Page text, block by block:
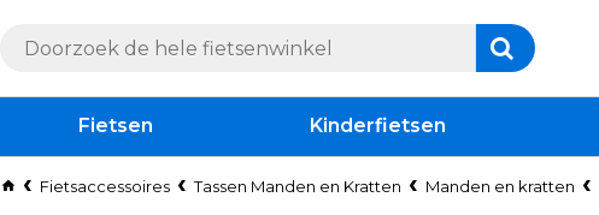
Fietsen Kinderfietsen
Fietsaccessoires Tassen Manden en Kratten Manden en kratten